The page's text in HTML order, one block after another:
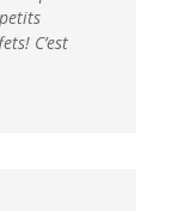
C’est